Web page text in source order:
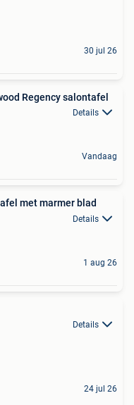
30 jul 26
Regency salontafel
Details
Vandaag
met marmer blad
Details
1 aug 26
Details
24 jul 26